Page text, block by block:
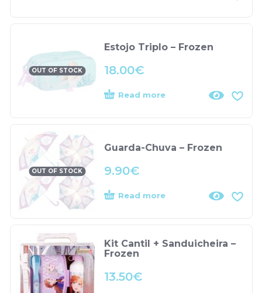
OUT OF STOCK
Estojo Triplo – Frozen
18.00€
Read more
OUT OF STOCK
Guarda-Chuva – Frozen
9.90€
Read more
Kit Cantil + Sanduicheira –
Frozen
13.50€